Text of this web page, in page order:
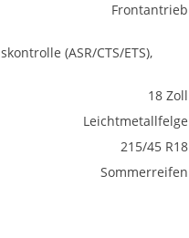
Frontantrieb
(ASR/CTS/ETS),
18 Zoll
Leichtmetallfelge
215/45 R18
Sommerreifen